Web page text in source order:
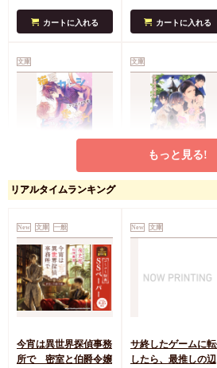
カートに入れる カートに入れる
文庫
猫耳カレシの愛されレ
ッスン
ナツ之えだまめ
駒城ミチヲ
カートに入れる
文庫
イケメン四人と甘
ナツ之えだまめ
サマミヤアカザ
もっと見る!
リアルタイムランキング
New 文庫 一般
今宵は異世界探偵事務
所で 密室と伯爵令嬢
New 文庫
サ終したゲームに
したら、最推しの